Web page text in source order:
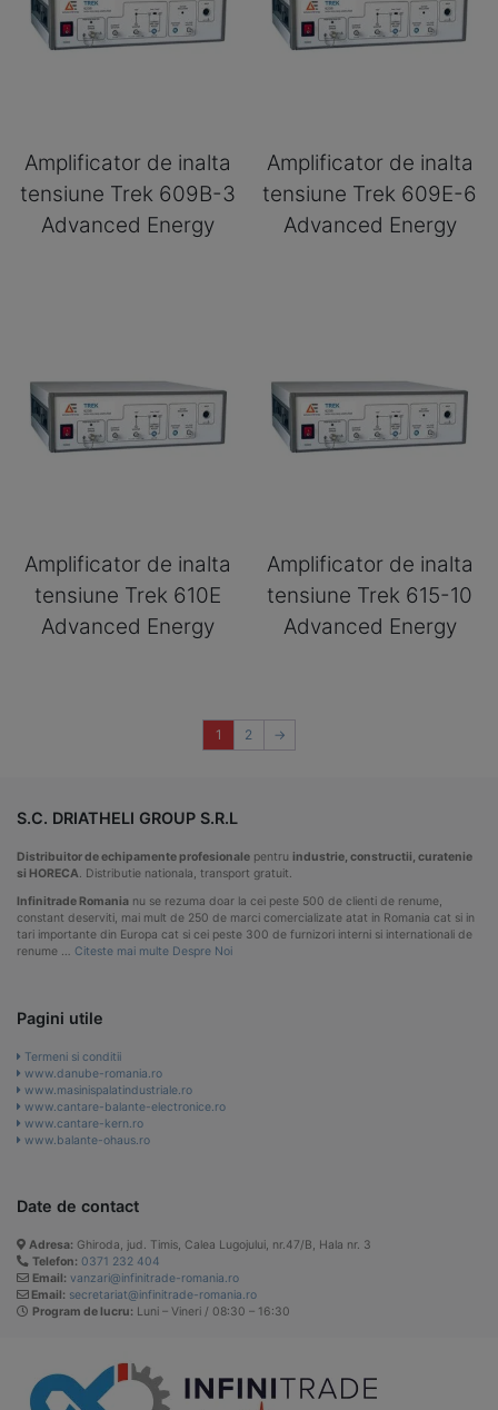
Amplificator de inalta
tensiune Trek 609B-3
Advanced Energy
Amplificator de inalta
tensiune Trek 609E-6
Advanced Energy
Amplificator de inalta
tensiune Trek 610E
Advanced Energy
Amplificator de inalta
tensiune Trek 615-10
Advanced Energy
1 2 →
S.C. DRIATHELI GROUP S.R.L
Distribuitor de echipamente profesionale pentru industrie, constructii, curatenie
si HORECA. Distributie nationala, transport gratuit.
Infinitrade Romania nu se rezuma doar la cei peste 500 de clienti de renume,
constant deserviti, mai mult de 250 de marci comercializate atat in Romania cat si in
tari importante din Europa cat si cei peste 300 de furnizori interni si internationali de
renume … Citeste mai multe Despre Noi
Pagini utile
Termeni si conditii
www.danube-romania.ro
www.masinispalatindustriale.ro
www.cantare-balante-electronice.ro
www.cantare-kern.ro
www.balante-ohaus.ro
Date de contact
Adresa: Ghiroda, jud. Timis, Calea Lugojului, nr.47/B, Hala nr. 3
Telefon: 0371 232 404
Email: vanzari@infinitrade-romania.ro
Email: secretariat@infinitrade-romania.ro
Program de lucru: Luni – Vineri / 08:30 – 16:30